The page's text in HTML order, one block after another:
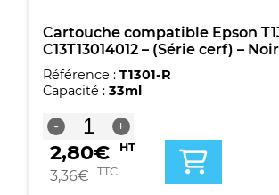
Cartouche compatible Epson
C13T13014012 – (Série cerf) –
Référence : T1301-R
Capacité : 33ml
-
quantité
de
Cartouche
compatible
+
2,80€ HT
3,36€ TTC